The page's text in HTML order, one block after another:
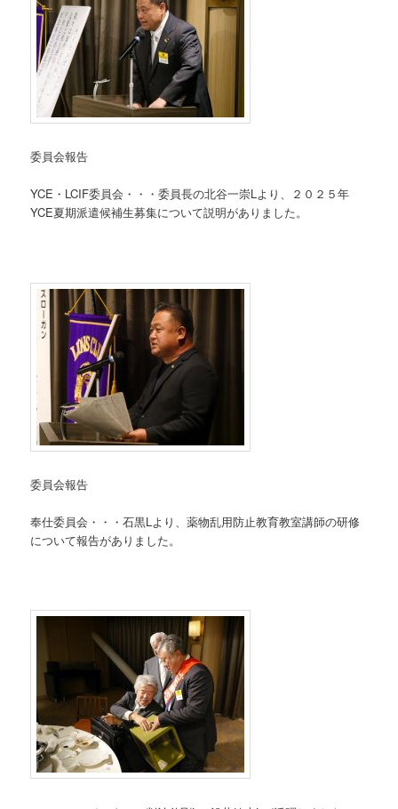
委員会報告
YCE・LCIF委員会・・・委員長の北谷一崇Lより、２０２５年
YCE夏期派遣候補生募集について説明がありました。
委員会報告
奉仕委員会・・・石黒Lより、薬物乱用防止教育教室講師の研修
について報告がありました。